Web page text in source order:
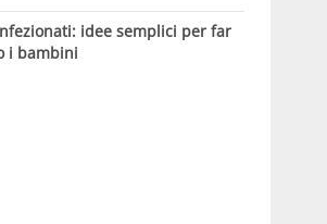
idee semplici per far
i bambini